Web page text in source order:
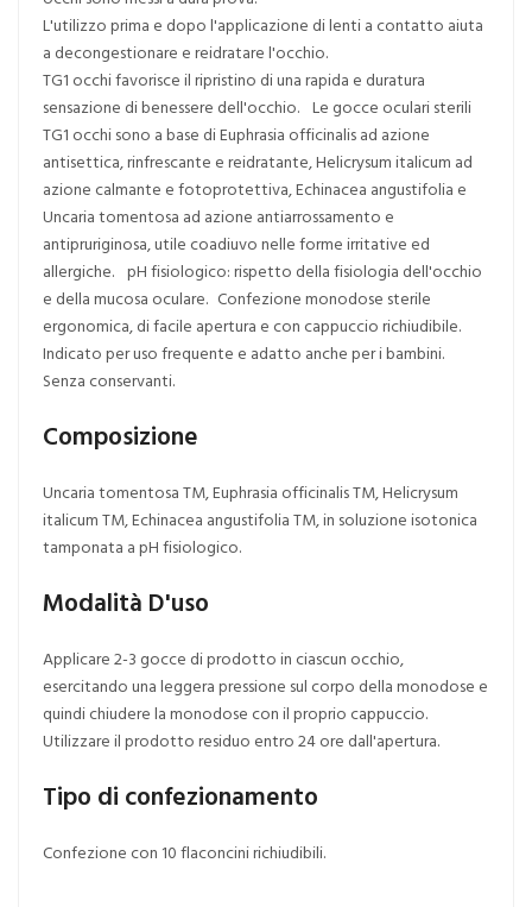
L'utilizzo prima e dopo l'applicazione di lenti a contatto aiuta
a decongestionare e reidratare l'occhio.
TG1 occhi favorisce il ripristino di una rapida e duratura
sensazione di benessere dell'occhio. Le gocce oculari sterili
TG1 occhi sono a base di Euphrasia officinalis ad azione
antisettica, rinfrescante e reidratante, Helicrysum italicum ad
azione calmante e fotoprotettiva, Echinacea angustifolia e
Uncaria tomentosa ad azione antiarrossamento e
antipruriginosa, utile coadiuvo nelle forme irritative ed
allergiche. pH fisiologico: rispetto della fisiologia dell'occhio
e della mucosa oculare. Confezione monodose sterile
ergonomica, di facile apertura e con cappuccio richiudibile.
Indicato per uso frequente e adatto anche per i bambini.
Senza conservanti.
Composizione
Uncaria tomentosa TM, Euphrasia officinalis TM, Helicrysum
italicum TM, Echinacea angustifolia TM, in soluzione isotonica
tamponata a pH fisiologico.
Modalità D'uso
Applicare 2-3 gocce di prodotto in ciascun occhio,
esercitando una leggera pressione sul corpo della monodose e
quindi chiudere la monodose con il proprio cappuccio.
Utilizzare il prodotto residuo entro 24 ore dall'apertura.
Tipo di confezionamento
Confezione con 10 flaconcini richiudibili.